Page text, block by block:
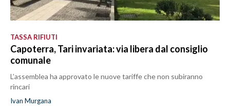
TASSA RIFIUTI
Capoterra, Tari invariata: via libera dal consiglio
comunale
L’assemblea ha approvato le nuove tariffe che non subiranno
rincari
Ivan Murgana